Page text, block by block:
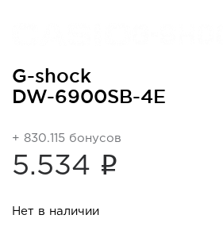
G-shock
DW-6900SB-4E
+ 830.115 бонусов
5.534 i
Нет в наличии